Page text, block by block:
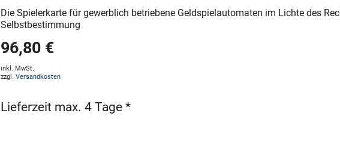
Die Spielerkarte für gewerblich betriebene Geldspielautomaten im Lichte des
Selbstbestimmung
96,80 €
inkl. MwSt.
zzgl. Versandkosten
Lieferzeit max. 4 Tage *